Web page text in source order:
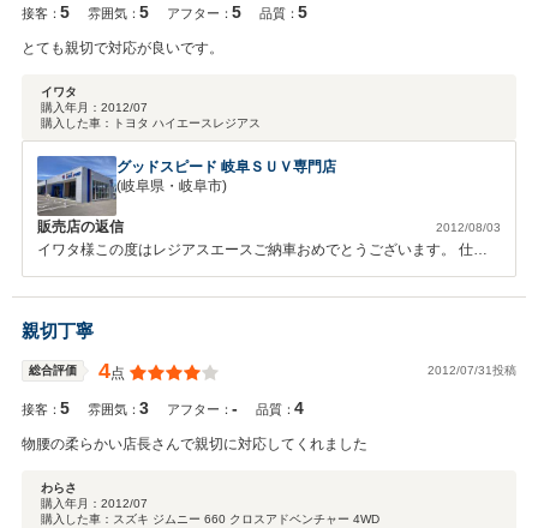
接客：5 雰囲気：5 アフター：5 品質：5
とても親切で対応が良いです。
イワタ
購入年月： 2012/07
購入した車：
トヨタ ハイエースレジアス
グッドスピード 岐阜ＳＵＶ専門店
(岐阜県・岐阜市)
販売店の返信 2012/08/03
イワタ様この度はレジアスエースご納車おめでとうございます。 仕事
たと思います。 イワタ様には何度もお店の方に足を運んで頂きとても
ご納車までスムーズに行くことができました。 当社オススメのガラス
コーティングを施工したので、洗車等のメンテナンスも楽になったとお
もいます。 また、点検やオイル交換のご案内をしますのでまたお店に
遊びに来て下さいね。 今後ともグッドスピードを宜しくお願いしま
す。
親切丁寧
総合評価 4点 2012/07/31投稿
接客：5 雰囲気：3 アフター：- 品質：4
物腰の柔らかい店長さんで親切に対応してくれました
わらさ
購入年月： 2012/07
購入した車： スズキ ジムニー 660 クロスアドベンチャー 4WD